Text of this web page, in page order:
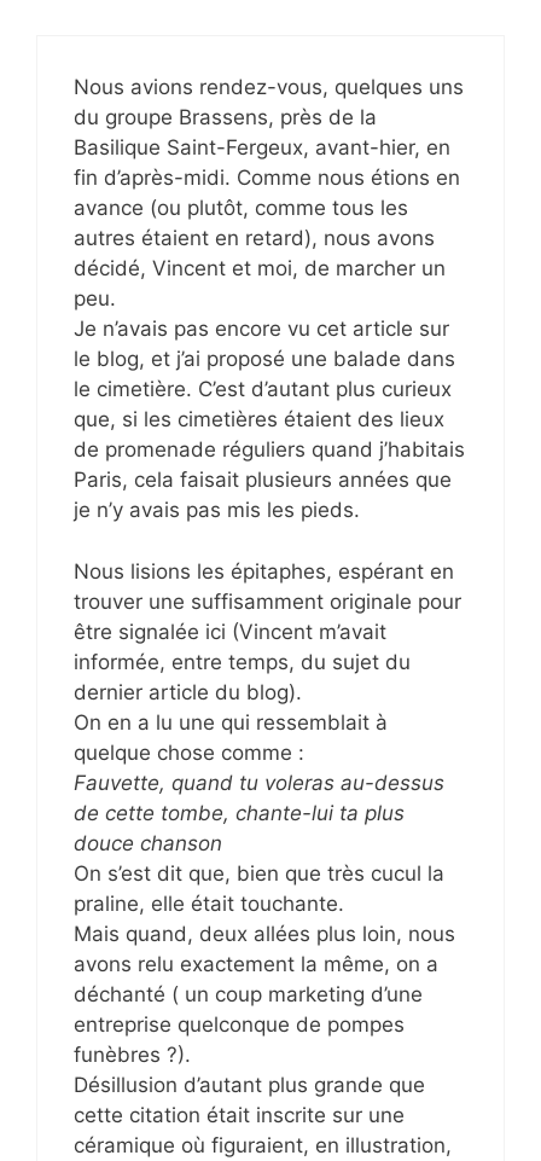
Nous avions rendez-vous, quelques uns
du groupe Brassens, près de la
Basilique Saint-Fergeux, avant-hier, en
fin d’après-midi. Comme nous étions en
avance (ou plutôt, comme tous les
autres étaient en retard), nous avons
décidé, Vincent et moi, de marcher un
peu.
Je n’avais pas encore vu cet article sur
le blog, et j’ai proposé une balade dans
le cimetière. C’est d’autant plus curieux
que, si les cimetières étaient des lieux
de promenade réguliers quand j’habitais
Paris, cela faisait plusieurs années que
je n’y avais pas mis les pieds.
Nous lisions les épitaphes, espérant en
trouver une suffisamment originale pour
être signalée ici (Vincent m’avait
informée, entre temps, du sujet du
dernier article du blog).
On en a lu une qui ressemblait à
quelque chose comme :
Fauvette, quand tu voleras au-dessus
de cette tombe, chante-lui ta plus
douce chanson
On s’est dit que, bien que très cucul la
praline, elle était touchante.
Mais quand, deux allées plus loin, nous
avons relu exactement la même, on a
déchanté ( un coup marketing d’une
entreprise quelconque de pompes
funèbres ?).
Désillusion d’autant plus grande que
cette citation était inscrite sur une
céramique où figuraient, en illustration,